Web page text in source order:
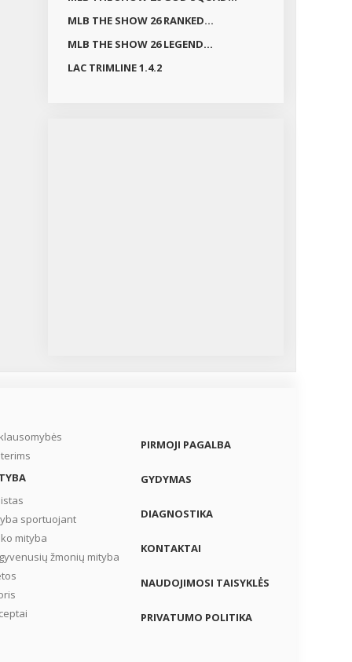
MLB THE SHOW 26 RANKED...
MLB THE SHOW 26 LEGEND...
LAC TRIMLINE 1.4.2
sportuojant
mityba
žmonių mityba
PIRMOJI PAGALBA
GYDYMAS
DIAGNOSTIKA
KONTAKTAI
NAUDOJIMOSI TAISYKLĖS
PRIVATUMO POLITIKA